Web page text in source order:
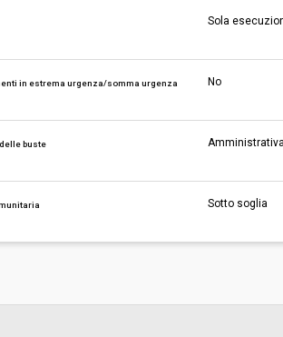
Sola
in estrema urgenza/somma urgenza No
buste
Sotto soglia